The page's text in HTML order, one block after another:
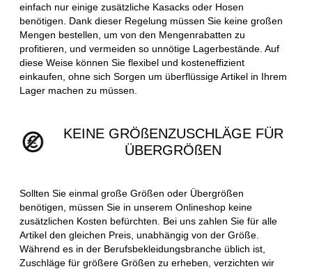
einfach nur einige zusätzliche Kasacks oder Hosen
benötigen. Dank dieser Regelung müssen Sie keine großen
Mengen bestellen, um von den Mengenrabatten zu
profitieren, und vermeiden so unnötige Lagerbestände. Auf
diese Weise können Sie flexibel und kosteneffizient
einkaufen, ohne sich Sorgen um überflüssige Artikel in Ihrem
Lager machen zu müssen.
KEINE GRÖßENZUSCHLÄGE FÜR
ÜBERGRÖßEN
Sollten Sie einmal große Größen oder Übergrößen
benötigen, müssen Sie in unserem Onlineshop keine
zusätzlichen Kosten befürchten. Bei uns zahlen Sie für alle
Artikel den gleichen Preis, unabhängig von der Größe.
Während es in der Berufsbekleidungsbranche üblich ist,
Zuschläge für größere Größen zu erheben, verzichten wir